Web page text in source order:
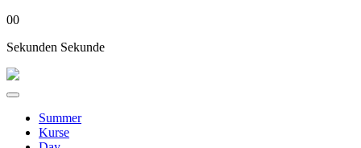
00
Sekunden Sekunde
Summer
Kurse